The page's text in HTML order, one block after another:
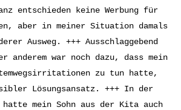
entschieden keine Werbung für
aber in meiner Situation damals
Ausweg. +++ Ausschlaggebend
anderem war noch dazu, dass mein
zu tun hatte,
Lösungsansatz. +++ In der
hatte mein Sohn aus der Kita auch